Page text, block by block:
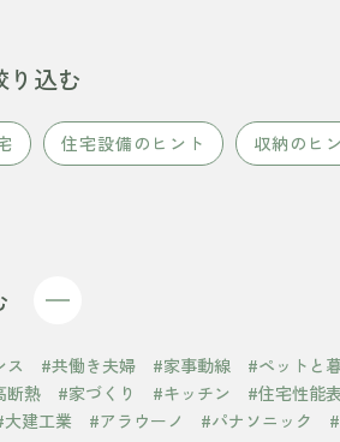
り込む
住宅設備のヒント 収納のヒ
ス #共働き夫婦 #家事動線 #ペットと
断熱 #家づくり #キッチン #住宅性能
大建工業 #アラウーノ #パナソニック